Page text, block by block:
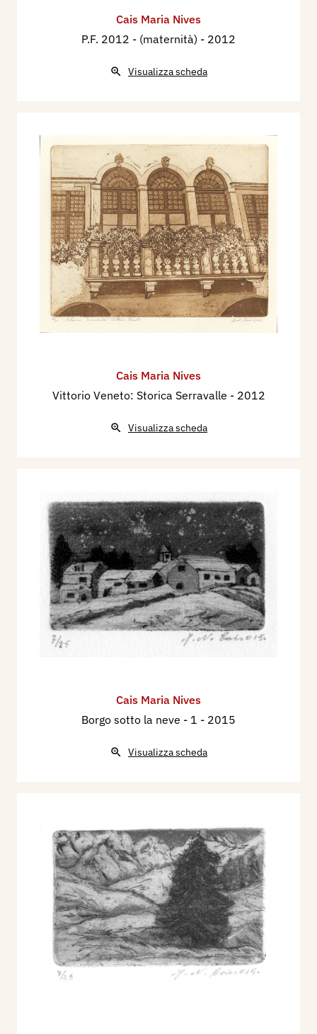
Cais Maria Nives
P.F. 2012 - (maternità) - 2012
Visualizza scheda
Cais Maria Nives
Vittorio Veneto: Storica Serravalle - 2012
Visualizza scheda
Cais Maria Nives
Borgo sotto la neve - 1 - 2015
Visualizza scheda